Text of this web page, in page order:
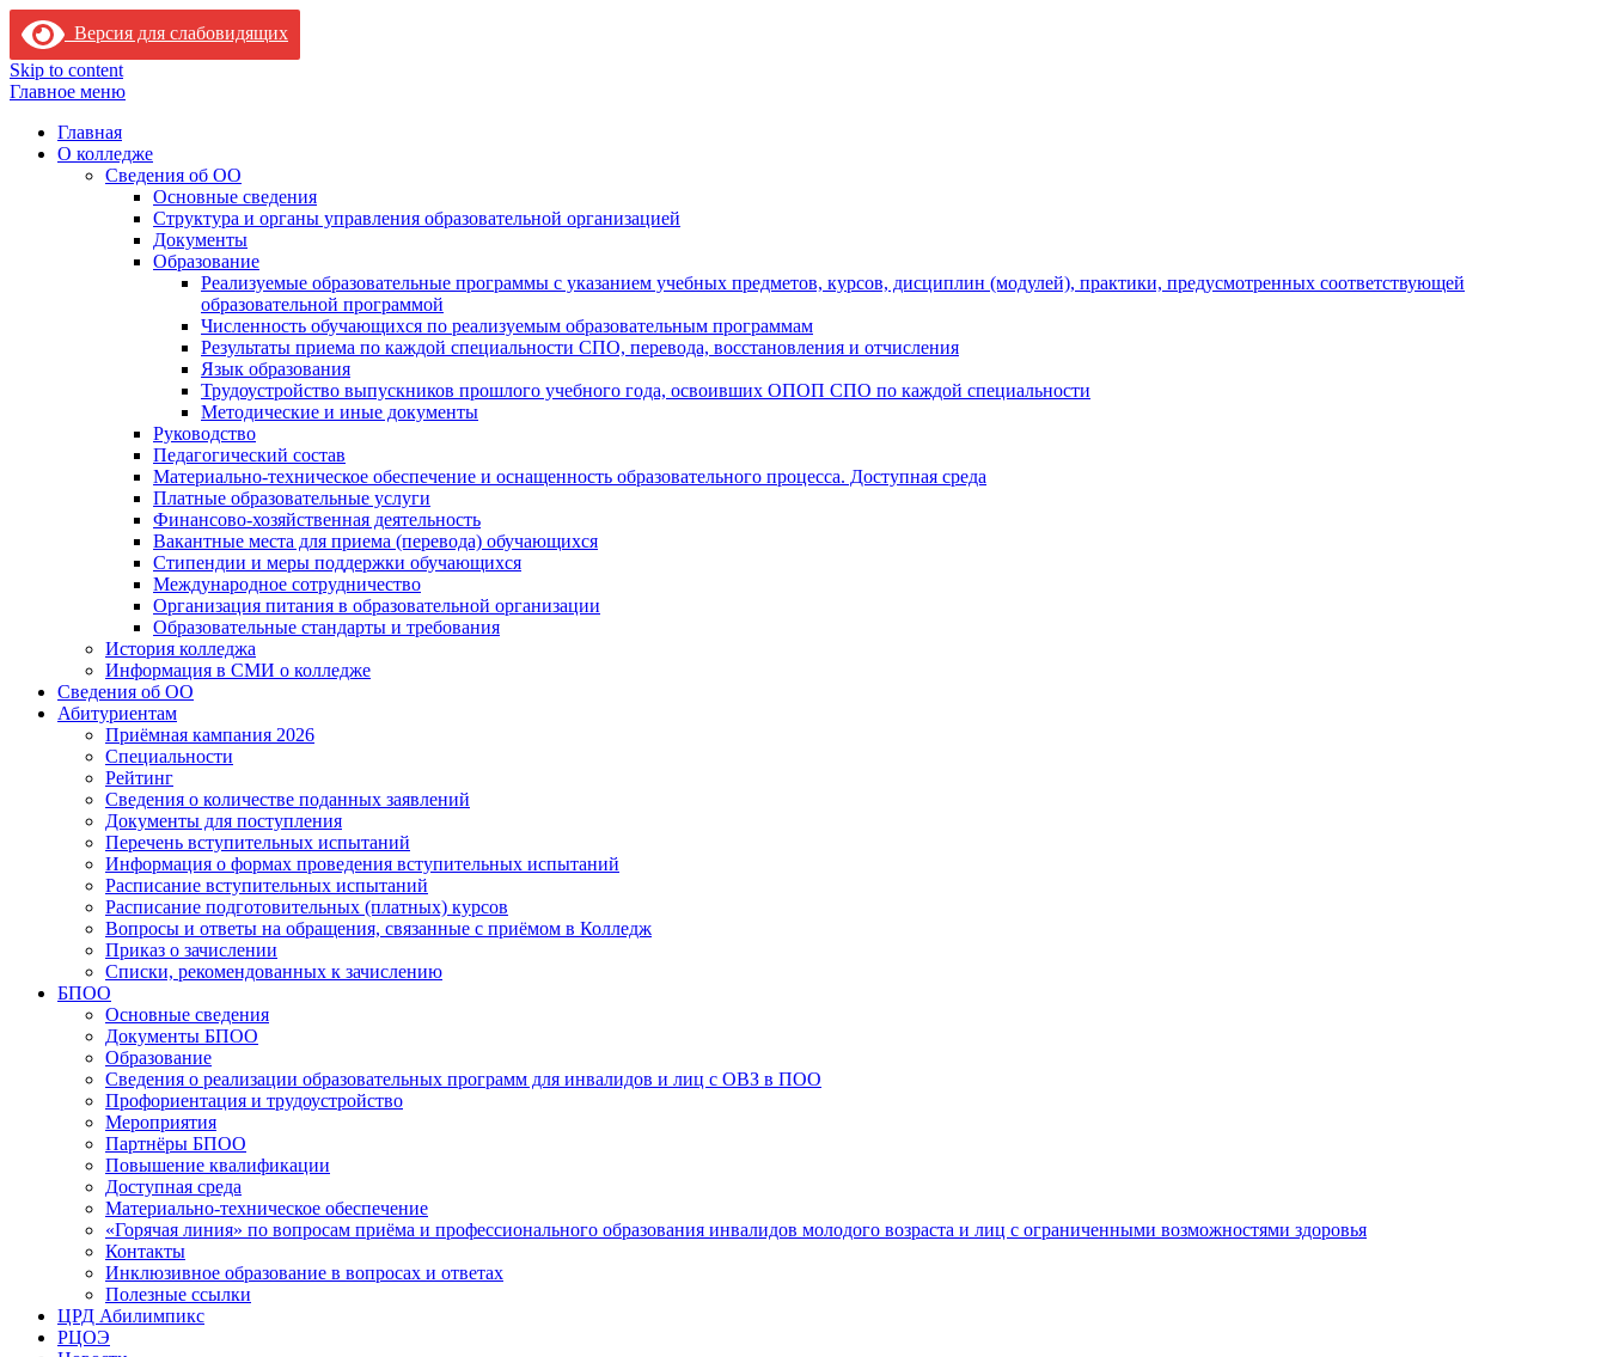
Версия для слабовидящих
Skip to content
Главное меню
Главная
О колледже
Сведения об ОО
Основные сведения
Структура и органы управления образовательной организацией
Документы
Образование
Реализуемые образовательные программы с указанием учебных предметов, курсов, дисциплин (модулей), практики, предусмотренных соответствующей
образовательной программой
Численность обучающихся по реализуемым образовательным программам
Результаты приема по каждой специальности СПО, перевода, восстановления и отчисления
Язык образования
Трудоустройство выпускников прошлого учебного года, освоивших ОПОП СПО по каждой специальности
Методические и иные документы
Руководство
Педагогический состав
Материально-техническое обеспечение и оснащенность образовательного процесса. Доступная среда
Платные образовательные услуги
Финансово-хозяйственная деятельность
Вакантные места для приема (перевода) обучающихся
Стипендии и меры поддержки обучающихся
Международное сотрудничество
Организация питания в образовательной организации
Образовательные стандарты и требования
История колледжа
Информация в СМИ о колледже
Сведения об ОО
Абитуриентам
Приёмная кампания 2026
Специальности
Рейтинг
Сведения о количестве поданных заявлений
Документы для поступления
Перечень вступительных испытаний
Информация о формах проведения вступительных испытаний
Расписание вступительных испытаний
Расписание подготовительных (платных) курсов
Вопросы и ответы на обращения, связанные с приёмом в Колледж
Приказ о зачислении
Списки, рекомендованных к зачислению
БПОО
Основные сведения
Документы БПОО
Образование
Сведения о реализации образовательных программ для инвалидов и лиц с ОВЗ в ПОО
Профориентация и трудоустройство
Мероприятия
Партнёры БПОО
Повышение квалификации
Доступная среда
Материально-техническое обеспечение
«Горячая линия» по вопросам приёма и профессионального образования инвалидов молодого возраста и лиц с ограниченными возможностями здоровья
Контакты
Инклюзивное образование в вопросах и ответах
Полезные ссылки
ЦРД Абилимпикс
РЦОЭ